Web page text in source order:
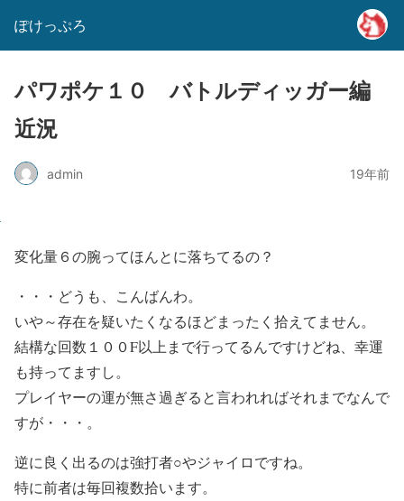
ぽけっぷろ
パワポケ１０ バトルディッガー編
近況
admin 19年前
変化量６の腕ってほんとに落ちてるの？
・・・どうも、こんばんわ。
いや～存在を疑いたくなるほどまったく拾えてません。
結構な回数１００F以上まで行ってるんですけどね、幸運
も持ってますし。
プレイヤーの運が無さ過ぎると言われればそれまでなんで
すが・・・。
逆に良く出るのは強打者○やジャイロですね。
特に前者は毎回複数拾います。